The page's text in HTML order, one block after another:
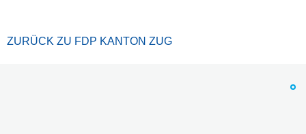
ZURÜCK ZU FDP KANTON ZUG